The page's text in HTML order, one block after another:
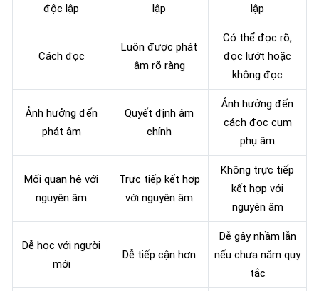
độc lập
lập
lập
Cách đọc
Luôn được phát
âm rõ ràng
Có thể đọc rõ,
đọc lướt hoặc
không đọc
Ảnh hưởng đến
phát âm
Quyết định âm
chính
Ảnh hưởng đến
cách đọc cụm
phụ âm
Mối quan hệ với
nguyên âm
Trực tiếp kết hợp
với nguyên âm
Không trực tiếp
kết hợp với
nguyên âm
Dễ học với người
mới
Dễ tiếp cận hơn
Dễ gây nhầm lẫn
nếu chưa nắm quy
tắc